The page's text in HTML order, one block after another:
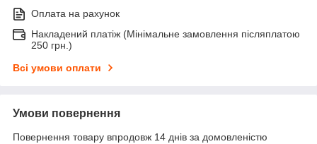
Оплата на рахунок
Накладений платіж (Мінімальне замовлення післяплатою
250 грн.)
Всі умови оплати
Умови повернення
Повернення товару впродовж 14 днів за домовленістю